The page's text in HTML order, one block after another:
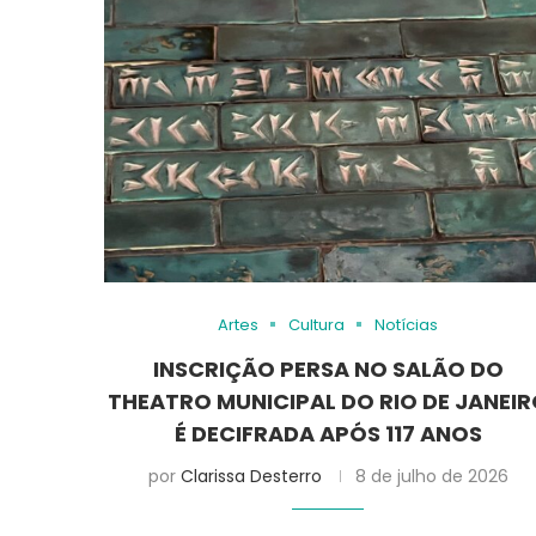
Artes Cultura Notícias
INSCRIÇÃO PERSA NO SALÃO DO
THEATRO MUNICIPAL DO RIO DE
É DECIFRADA APÓS 117 ANOS
por Clarissa Desterro 8 de julho de 2026